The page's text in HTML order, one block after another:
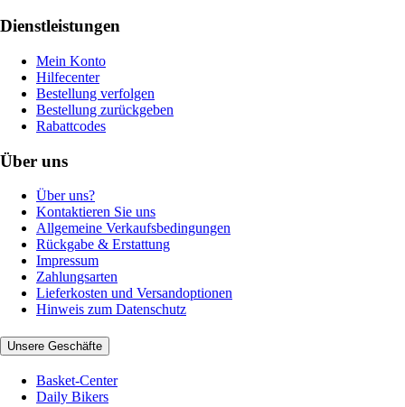
Dienstleistungen
Mein Konto
Hilfecenter
Bestellung verfolgen
Bestellung zurückgeben
Rabattcodes
Über uns
Über uns?
Kontaktieren Sie uns
Allgemeine Verkaufsbedingungen
Rückgabe & Erstattung
Impressum
Zahlungsarten
Lieferkosten und Versandoptionen
Hinweis zum Datenschutz
Unsere Geschäfte
Basket-Center
Daily Bikers